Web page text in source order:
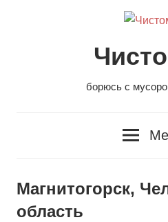
борюсь с
Магнитогорск,
область